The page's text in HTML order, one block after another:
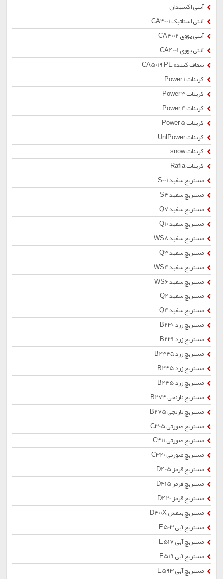
آنتی اکسیدان
آنتی استاتیک CA3001
آنتی یووی CA4002
آنتی یووی CA4001
شفاف کننده CA5019 PE
کربنات Power 1
کربنات Power 3
کربنات Power 4
کربنات Power 5
کربنات UnlPower
کربنات snow
کربنات Rafia
مستربچ سفید S001
مستربچ سفید S4
مستربچ سفید Q7
مستربچ سفید Q10
مستربچ سفید WS8
مستربچ سفید Q3
مستربچ سفید WS4
مستربچ سفید WS6
مستربچ سفید Q2
مستربچ سفید Q4
مستربچ زرد B230
مستربچ زرد B231
مستربچ زرد B234a
مستربچ زرد B235
مستربچ زرد B245
مستربچ نارنجی B273
مستربچ نارنجی B275
مستربچ صورتی C305
مستربچ صورتی C311
مستربچ صورتی C320
مستربچ قرمز D405
مستربچ قرمز D415
مستربچ قرمز D420
مستربچ بنفش D400X
مستربچ آبی E503
مستربچ آبی E517
مستربچ آبی E519
مستربچ آبی E593